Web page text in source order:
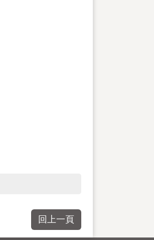
回上一頁